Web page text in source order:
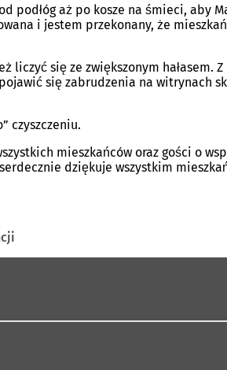
aż po kosze na śmieci, aby
i jestem przekonany, że
się ze zwiększonym hałasem.
się zabrudzenia na witrynach
czyszczeniu.
mieszkańców oraz gości o
dziękuje wszystkim